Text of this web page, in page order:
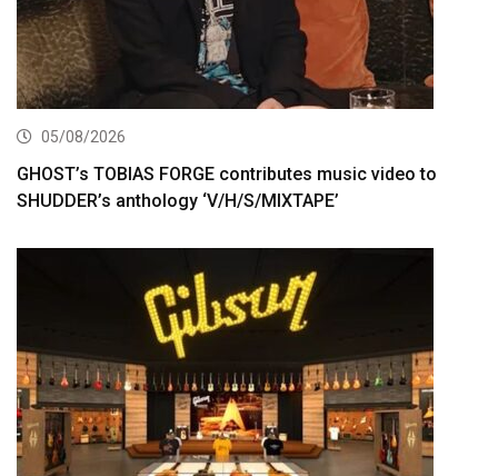
05/08/2026
GHOST’s TOBIAS FORGE contributes music video to
SHUDDER’s anthology ‘V/H/S/MIXTAPE’